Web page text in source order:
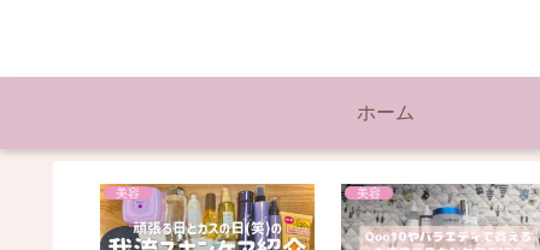
ホーム
美容 美容